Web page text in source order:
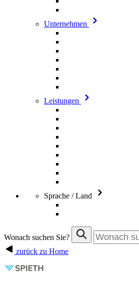
Unternehmen
Leistungen
Sprache / Land
Wonach suchen Sie?
zurück zu Home